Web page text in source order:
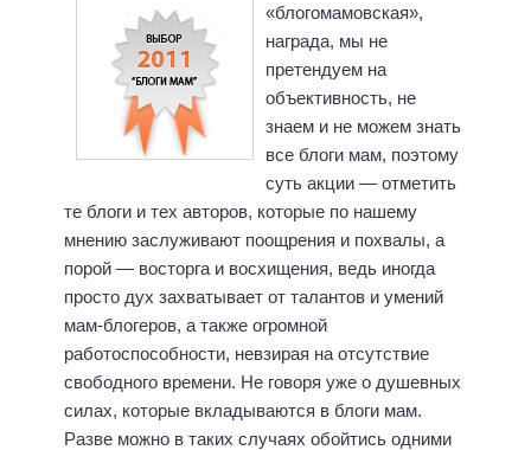
«блогомамовская»,
награда, мы не
претендуем на
объективность, не
знаем и не можем знать
все блоги мам, поэтому
суть акции — отметить
те блоги и тех авторов, которые по нашему
мнению заслуживают поощрения и похвалы, а
порой — восторга и восхищения, ведь иногда
просто дух захватывает от талантов и умений
мам-блогеров, а также огромной
работоспособности, невзирая на отсутствие
свободного времени. Не говоря уже о душевных
силах, которые вкладываются в блоги мам.
Разве можно в таких случаях обойтись одними